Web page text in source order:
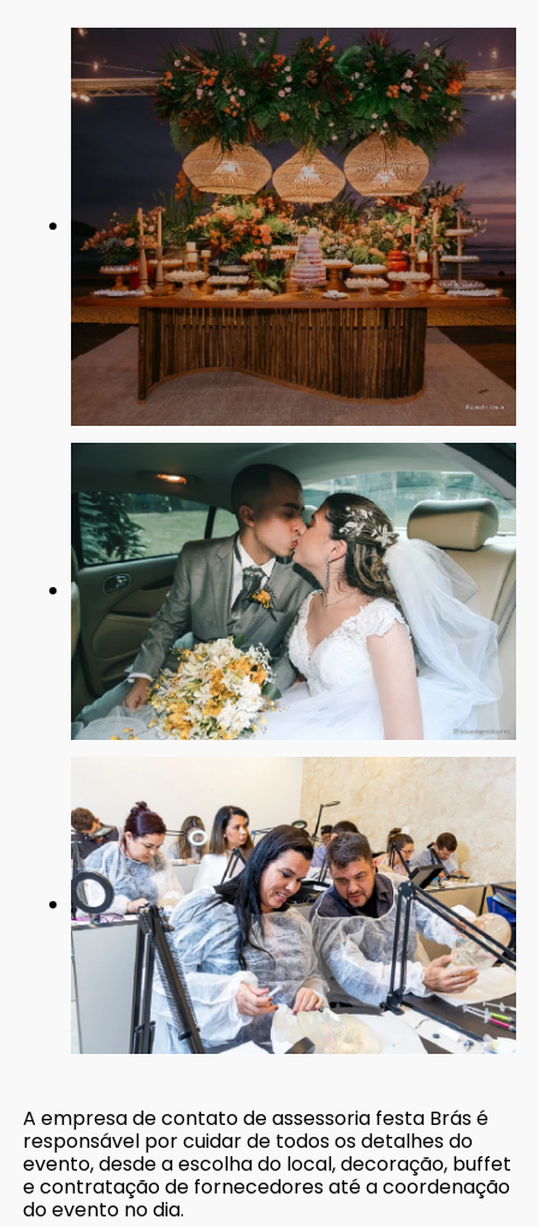
A empresa de contato de assessoria festa Brás é
responsável por cuidar de todos os detalhes do
evento, desde a escolha do local, decoração, buffet
e contratação de fornecedores até a coordenação
do evento no dia.